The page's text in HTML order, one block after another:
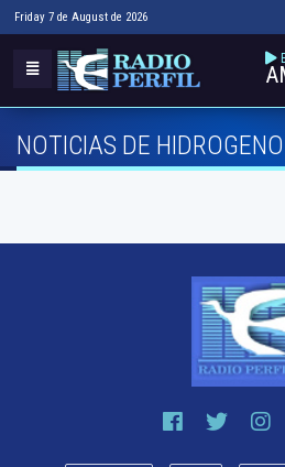
Friday 7 de August de 2026
NOTICIAS DE